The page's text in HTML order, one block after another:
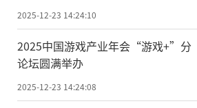
2025-12-23 14:24:10
2025中国游戏产业年会“游戏+”分
论坛圆满举办
2025-12-23 14:24:08